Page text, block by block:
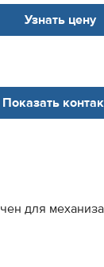
Узнать цену
Показать
для